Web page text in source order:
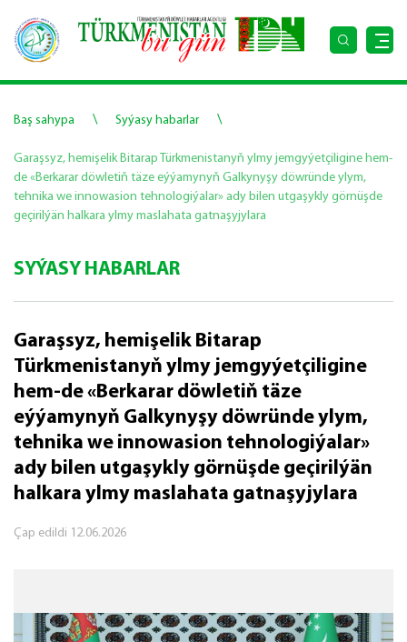
Baş sahypa \ Syýasy habarlar \
Garaşsyz, hemişelik Bitarap Türkmenistanyň ylmy jemgyýetçiligine hem-
de «Berkarar döwletiň täze eýýamynyň Galkynyşy döwründe ylym,
tehnika we innowasion tehnologiýalar» ady bilen utgaşykly görnüşde
geçirilýän halkara ylmy maslahata gatnaşyjylara
SYÝASY HABARLAR
Garaşsyz, hemişelik Bitarap
Türkmenistanyň ylmy jemgyýetçiligine
hem-de «Berkarar döwletiň täze
eýýamynyň Galkynyşy döwründe ylym,
tehnika we innowasion tehnologiýalar»
ady bilen utgaşykly görnüşde geçirilýän
halkara ylmy maslahata gatnaşyjylara
Çap edildi 12.06.2026